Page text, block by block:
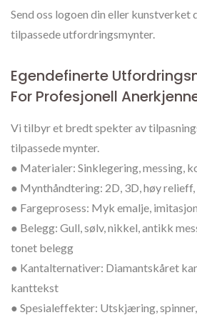
Send oss logoen din eller
tilpassede utfordringsmynter.
Egendefinerte
For Profesjonell
Vi tilbyr et bredt spekter av
tilpassede mynter.
● Materialer: Sinklegering, messing,
● Mynthåndtering: 2D, 3D, høy
● Fargeprosess: Myk emalje,
● Belegg: Gull, sølv, nikkel, antikk
tonet belegg
● Kantalternativer: Diamantskåret
kanttekst
● Spesialeffekter: Utskjæring,